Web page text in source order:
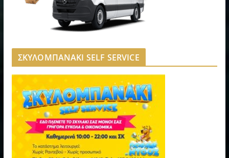
ΣΚΥΛΟΜΠΑΝΑΚΙ SELF SERVICE